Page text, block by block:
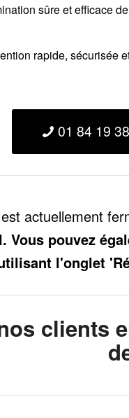
sûre et efficace
rapide, sécurisée
01 84 19
actuellement
Vous pouvez
l'onglet
clients